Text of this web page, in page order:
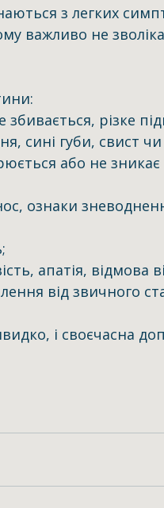
з легких
важливо не
збивається, різке
сині губи, свист
або не зникає
апатія, відмова
від звичного
і своєчасна